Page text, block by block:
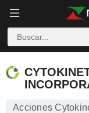
Acciones